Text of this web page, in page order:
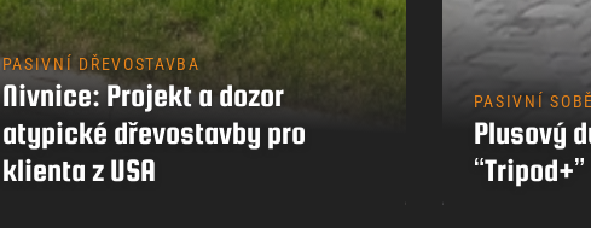
PASIVNÍ DŘEVOSTAVBA
Nivnice: Projekt a dozor
atypické dřevostavby pro
klienta z USA
PASIVNÍ
Plusový
“Tripod+”